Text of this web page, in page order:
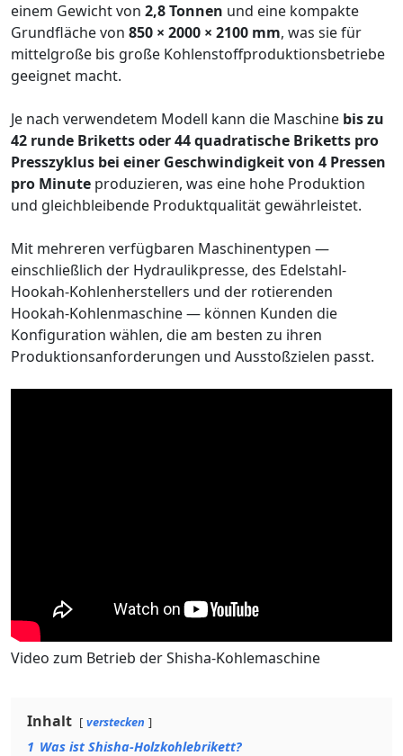
einem Gewicht von 2,8 Tonnen und eine kompakte
Grundfläche von 850 × 2000 × 2100 mm, was sie für
mittelgroße bis große Kohlenstoffproduktionsbetriebe
geeignet macht.
Je nach verwendetem Modell kann die Maschine bis zu
42 runde Briketts oder 44 quadratische Briketts pro
Presszyklus bei einer Geschwindigkeit von 4 Pressen
pro Minute produzieren, was eine hohe Produktion
und gleichbleibende Produktqualität gewährleistet.
Mit mehreren verfügbaren Maschinentypen —
einschließlich der Hydraulikpresse, des Edelstahl-
Hookah-Kohlenherstellers und der rotierenden
Hookah-Kohlenmaschine — können Kunden die
Konfiguration wählen, die am besten zu ihren
Produktionsanforderungen und Ausstoßzielen passt.
Video zum Betrieb der Shisha-Kohlemaschine
Inhalt verstecken
1 Was ist Shisha-Holzkohlebrikett?